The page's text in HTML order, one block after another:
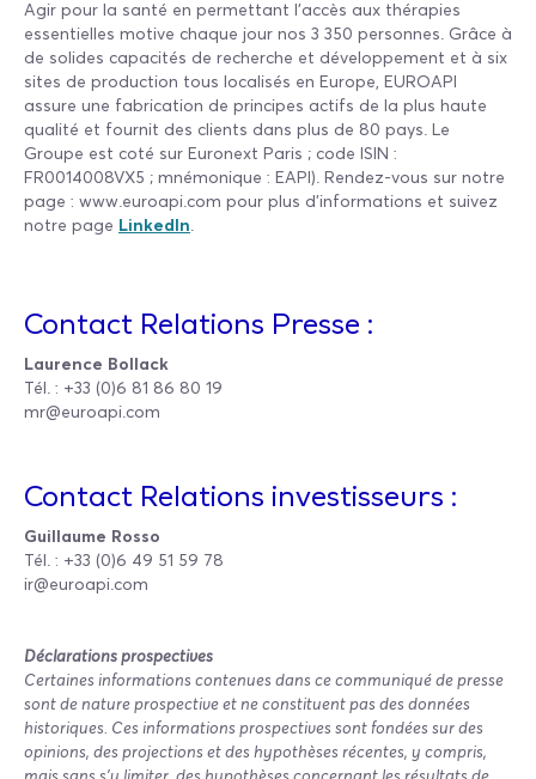
Agir pour la santé en permettant l'accès aux thérapies
essentielles motive chaque jour nos 3 350 personnes. Grâce à
de solides capacités de recherche et développement et à six
sites de production tous localisés en Europe, EUROAPI
assure une fabrication de principes actifs de la plus haute
qualité et fournit des clients dans plus de 80 pays. Le
Groupe est coté sur Euronext Paris ; code ISIN :
FR0014008VX5 ; mnémonique : EAPI). Rendez-vous sur notre
page : www.euroapi.com pour plus d’informations et suivez
notre page LinkedIn
Contact Relations Presse :
Laurence Bollack
Tél. : +33 (0)6 81 86 80 19
mr@euroapi.com
Contact Relations investisseurs :
Guillaume Rosso
Tél. : +33 (0)6 49 51 59 78
ir@euroapi.com
Déclarations prospectives
Certaines informations contenues dans ce communiqué de presse
sont de nature prospective et ne constituent pas des données
historiques. Ces informations prospectives sont fondées sur des
opinions, des projections et des hypothèses récentes, y compris,